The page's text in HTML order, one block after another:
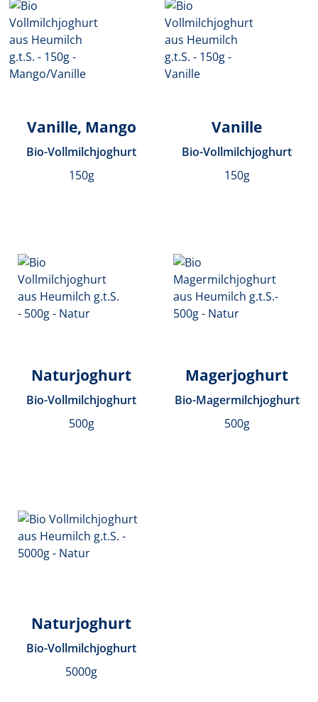
Vanille, Mango
Bio-Vollmilchjoghurt
150g
Vanille
Bio-Vollmilchjoghurt
150g
Naturjoghurt
Bio-Vollmilchjoghurt
500g
Magerjoghurt
Bio-Magermilchjoghurt
500g
Naturjoghurt
Bio-Vollmilchjoghurt
5000g